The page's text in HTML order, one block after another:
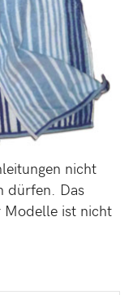
nicht
dürfen. Das
Modelle ist nicht